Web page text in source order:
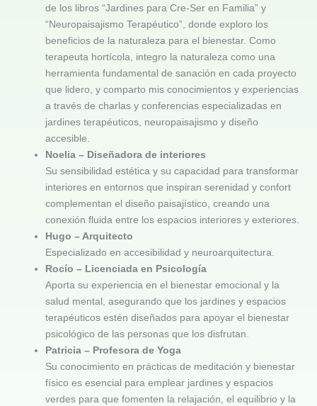
de los libros “Jardines para Cre-Ser en Familia” y
“Neuropaisajismo Terapéutico”, donde exploro los
beneficios de la naturaleza para el bienestar. Como
terapeuta hortícola, integro la naturaleza como una
herramienta fundamental de sanación en cada proyecto
que lidero, y comparto mis conocimientos y experiencias
a través de charlas y conferencias especializadas en
jardines terapéuticos, neuropaisajismo y diseño
accesible.
Noelia – Diseñadora de interiores
Su sensibilidad estética y su capacidad para transformar
interiores en entornos que inspiran serenidad y confort
complementan el diseño paisajístico, creando una
conexión fluida entre los espacios interiores y exteriores.
Hugo – Arquitecto
Especializado en accesibilidad y neuroarquitectura.
Rocío – Licenciada en Psicología
Aporta su experiencia en el bienestar emocional y la
salud mental, asegurando que los jardines y espacios
terapéuticos estén diseñados para apoyar el bienestar
psicológico de las personas que los disfrutan.
Patricia – Profesora de Yoga
Su conocimiento en prácticas de meditación y bienestar
físico es esencial para emplear jardines y espacios
verdes para que fomenten la relajación, el equilibrio y la